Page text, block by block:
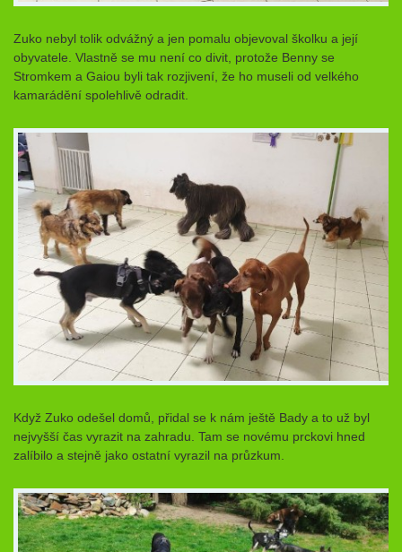
Zuko nebyl tolik odvážný a jen pomalu objevoval školku a její
obyvatele. Vlastně se mu není co divit, protože Benny se
Stromkem a Gaiou byli tak rozjivení, že ho museli od velkého
kamarádění spolehlivě odradit.
Když Zuko odešel domů, přidal se k nám ještě Bady a to už byl
nejvyšší čas vyrazit na zahradu. Tam se novému prckovi hned
zalíbilo a stejně jako ostatní vyrazil na průzkum.